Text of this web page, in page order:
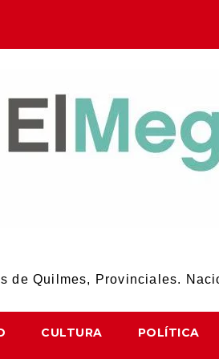
de Quilmes, Provinciales.
CULTURA POLÍTICA